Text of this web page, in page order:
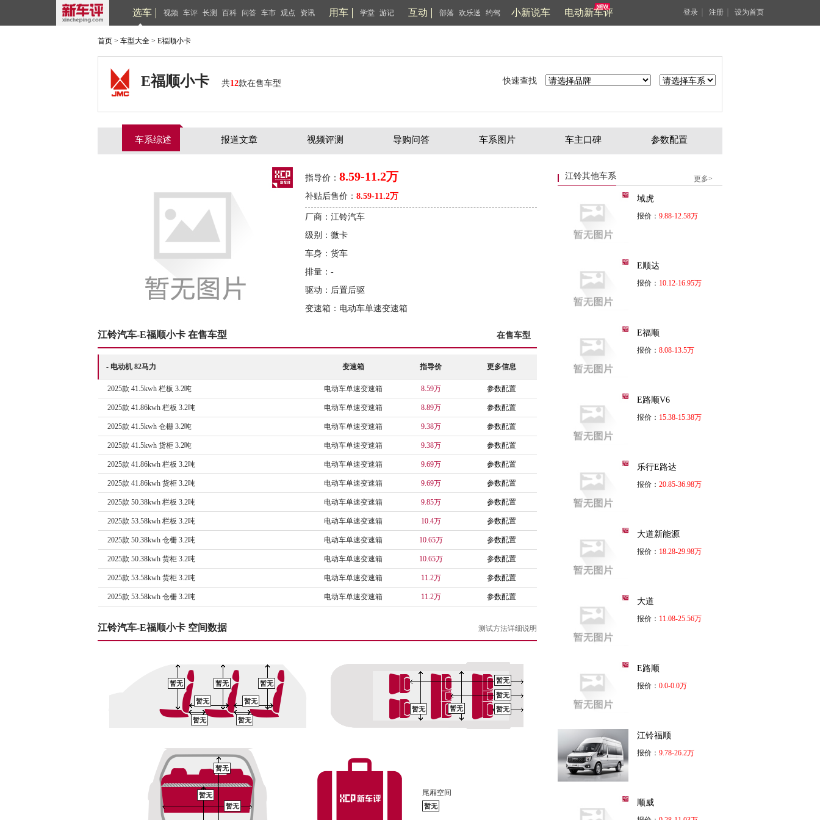
选车 视频 车评 长测 百科 问答 车市 观点 资讯 用车 学堂 游记 互动 部落 欢乐送 约驾 小新说车 电动新车评 登录 注册 设为首页
首页 > 车型大全 > E福顺小卡
E福顺小卡 共12款在售车型 快速查找
车系综述 报道文章 视频评测 导购问答 车系图片 车主口碑 参数配置
指导价： 8.59-11.2万
补贴后售价： 8.59-11.2万
厂商：江铃汽车
级别：微卡
车身：货车
排量：-
驱动：后置后驱
变速箱：电动车单速变速箱
在售车型
江铃汽车-E福顺小卡 在售车型
- 电动机 82马力 变速箱 指导价 更多信息
2025款 41.5kwh 栏板 3.2吨 电动车单速变速箱 8.59万 参数配置
2025款 41.86kwh 栏板 3.2吨 电动车单速变速箱 8.89万 参数配置
2025款 41.5kwh 仓栅 3.2吨 电动车单速变速箱 9.38万 参数配置
2025款 41.5kwh 货柜 3.2吨 电动车单速变速箱 9.38万 参数配置
2025款 41.86kwh 栏板 3.2吨 电动车单速变速箱 9.69万 参数配置
2025款 41.86kwh 货柜 3.2吨 电动车单速变速箱 9.69万 参数配置
2025款 50.38kwh 栏板 3.2吨 电动车单速变速箱 9.85万 参数配置
2025款 53.58kwh 栏板 3.2吨 电动车单速变速箱 10.4万 参数配置
2025款 50.38kwh 仓栅 3.2吨 电动车单速变速箱 10.65万 参数配置
2025款 50.38kwh 货柜 3.2吨 电动车单速变速箱 10.65万 参数配置
2025款 53.58kwh 货柜 3.2吨 电动车单速变速箱 11.2万 参数配置
2025款 53.58kwh 仓栅 3.2吨 电动车单速变速箱 11.2万 参数配置
测试方法详细说明
江铃汽车-E福顺小卡 空间数据
暂无 暂无 暂无
暂无
暂无 暂无
暂无
暂无
暂无
暂无
暂无
暂无
暂无
暂无
暂无
尾厢空间
暂无
江铃其他车系 更多>
域虎
报价： 9.88-12.58万
E顺达
报价： 10.12-16.95万
E福顺
报价： 8.08-13.5万
E路顺V6
报价： 15.38-15.38万
乐行E路达
报价： 20.85-36.98万
大道新能源
报价： 18.28-29.98万
大道
报价： 11.08-25.56万
E路顺
报价： 0.0-0.0万
江铃福顺
报价： 9.78-26.2万
顺威